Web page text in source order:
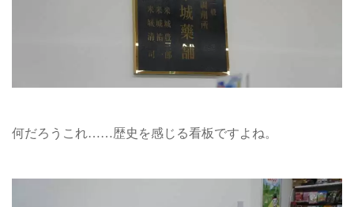
何だろうこれ……歴史を感じる看板ですよね。